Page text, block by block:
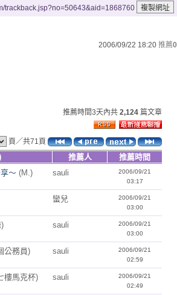
trackback.jsp?no=50643&aid=1868760
2006/09/22 18:20 推薦0
推薦時間3天內共 2,124 篇文章
頁／共71頁
推薦人
推薦時間
～ (M.) sauli
2006/09/21
03:17
蠻兒
2006/09/21
03:00
sauli
2006/09/21
03:00
公務員) sauli
2006/09/21
02:59
樓馬克杯) sauli
2006/09/21
02:49